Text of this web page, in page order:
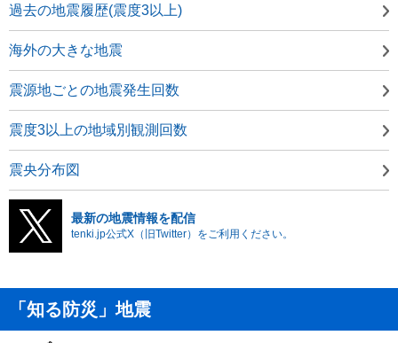
過去の地震履歴(震度3以上)
海外の大きな地震
震源地ごとの地震発生回数
震度3以上の地域別観測回数
震央分布図
最新の地震情報を配信
tenki.jp公式X（旧Twitter）をご利用ください。
「知る防災」地震